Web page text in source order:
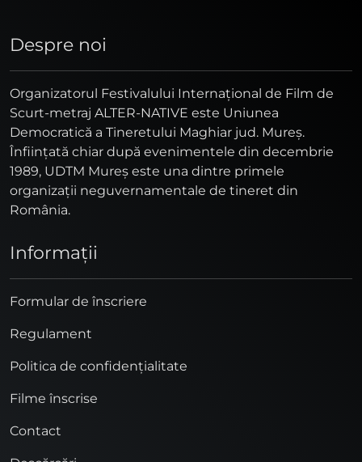
Despre noi
Organizatorul Festivalului Internaţional de Film de
Scurt-metraj ALTER-NATIVE este Uniunea
Democratică a Tineretului Maghiar jud. Mureş.
Înfiinţată chiar după evenimentele din decembrie
1989, UDTM Mureş este una dintre primele
organizaţii neguvernamentale de tineret din
România.
Informaţii
Formular de înscriere
Regulament
Politica de confidențialitate
Filme înscrise
Contact